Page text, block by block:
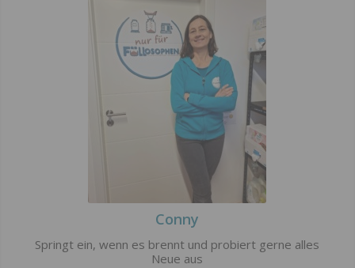
Conny
Springt ein, wenn es brennt und probiert gerne alles
Neue aus